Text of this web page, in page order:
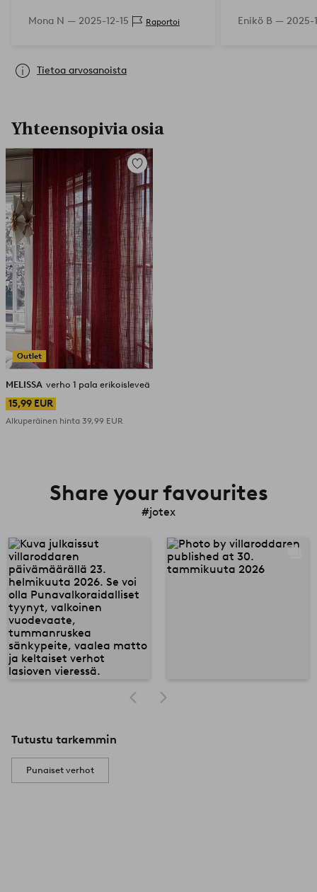
Mona N — 2025-12-15 Raportoi
ketjusta, jotka
Enikö B — 2025-
Tietoa arvosanoista
Yhteensopivia osia
Outlet
Lisää
suosikkeihin
MELISSA verho 1 pala erikoisleveä
15,99 EUR
Alkuperäinen hinta 39,99 EUR
Share your favourites
#jotex
Tutustu tarkemmin
Punaiset verhot